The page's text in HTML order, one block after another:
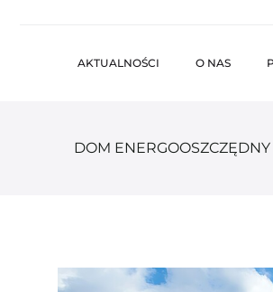
AKTUALNOŚCI O NAS
DOM ENERGOOSZCZĘDNY